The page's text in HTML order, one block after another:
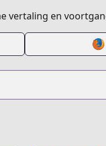
vertaling en